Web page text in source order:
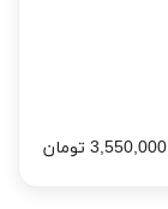
3,550,000 تومان